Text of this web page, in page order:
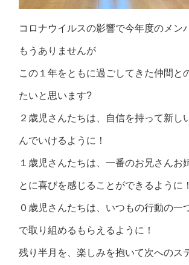
コロナウイルスの影響で今年度のメン
もうありませんが
この１年をともに過ごしてきた仲間と
たいと思います?
２歳児さんたちは、自信を持って新し
んでいけるように！
１歳児さんたちは、一番のお兄さんお
とに喜びを感じることができるように！
０歳児さんたちは、いつもの行動の一
で取り組めるもらえるように！
残り半月を、楽しみを抱いて次へのス